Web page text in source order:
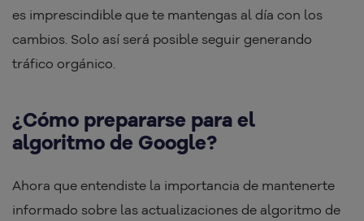
es imprescindible que te mantengas al día con los
cambios. Solo así será posible seguir generando
tráfico orgánico.
¿Cómo prepararse para el
algoritmo de Google?
Ahora que entendiste la importancia de mantenerte
informado sobre las actualizaciones de algoritmo de